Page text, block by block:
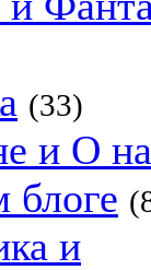
(33)
и О
и